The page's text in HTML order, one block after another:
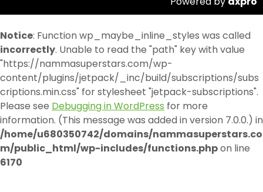
Notice: Function wp_maybe_inline_styles was called
incorrectly. Unable to read the "path" key with value
"https://nammasuperstars.com/wp-
content/plugins/jetpack/_inc/build/subscriptions/subs
criptions.min.css" for stylesheet "jetpack-subscriptions".
Please see Debugging in WordPress for more
information. (This message was added in version 7.0.0.) in
/home/u680350742/domains/nammasuperstars.co
m/public_html/wp-includes/functions.phpon line
6170